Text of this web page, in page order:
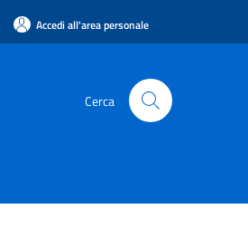
Accedi all'area personale
Cerca